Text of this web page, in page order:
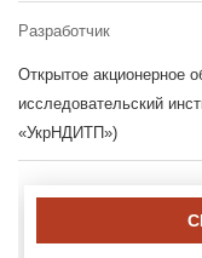
Разработчик
Открытое акционерное
исследовательский
«УкрНДИТП»)